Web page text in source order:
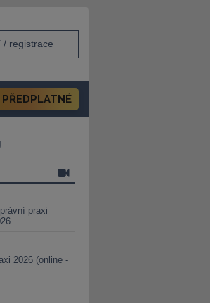
/ registrace
PŘEDPLATNÉ
praxi
2026 (online -